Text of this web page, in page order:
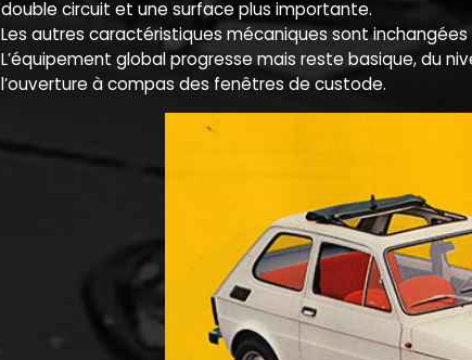
double circuit et une surface plus importante.
Les autres caractéristiques mécaniques sont
L’équipement global progresse mais reste basique, du
l’ouverture à compas des fenêtres de custode.